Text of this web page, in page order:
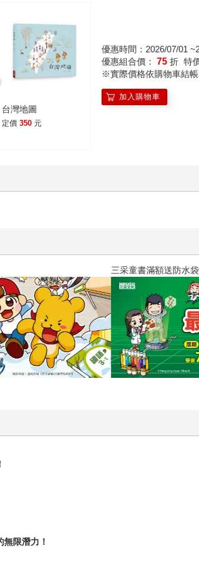
台灣地圖
定價 350 元
優惠時間：2026/07/01
優惠組合價： 75 折 特
※實際價格依購物車結
加入購物車
三采童書滿額送防水袋
限潛力！